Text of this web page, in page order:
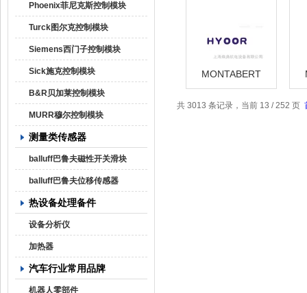
Phoenix菲尼克斯控制模块
Turck图尔克控制模块
Siemens西门子控制模块
Sick施克控制模块
B&R贝加莱控制模块
MURR穆尔控制模块
测量类传感器
balluff巴鲁夫磁性开关滑块
balluff巴鲁夫位移传感器
热设备处理备件
设备分析仪
加热器
汽车行业常用品牌
机器人零部件
MONTABERT
520008 HOMMEL-
共 3013 条记录，当前 13 / 252 页